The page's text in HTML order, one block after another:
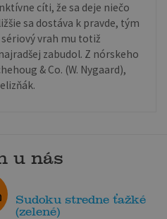
cíti, že sa deje niečo
sa dostáva k pravde, tým
vrah mu totiž
zabudol. Z nórskeho
& Co. (W. Nygaard),
u nás
Sudoku stredne ťažké
(zelené)